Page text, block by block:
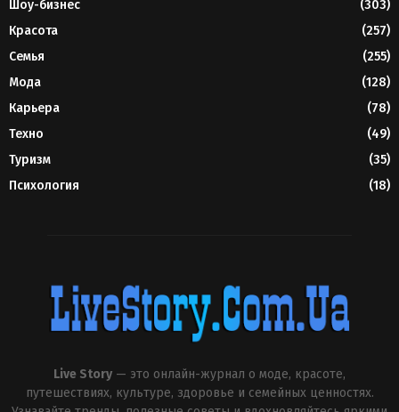
Шоу-бизнес
(303)
Красота
(257)
Семья
(255)
Мода
(128)
Карьера
(78)
Техно
(49)
Туризм
(35)
Психология
(18)
Live Story — это онлайн-журнал о моде, красоте,
путешествиях, культуре, здоровье и семейных ценностях.